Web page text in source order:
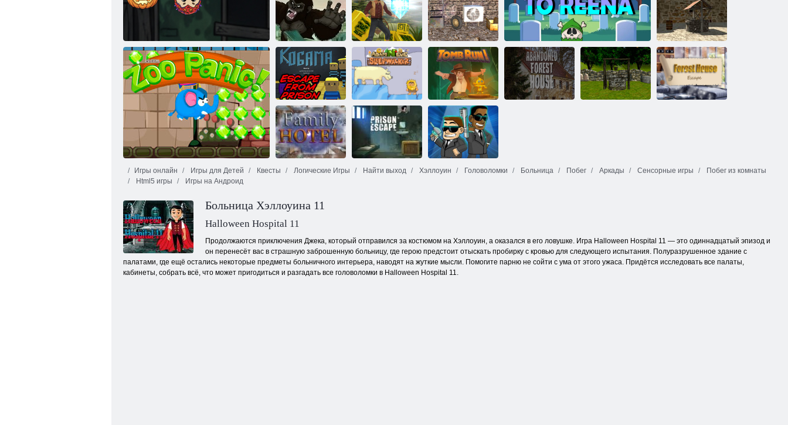
Паук Бубу
комнаты
Сладость или
гадость
Хэллоуинский
матч: Трио
Мальчик-тыква
доберется до
дома
Безумие
свободной
ячейки
Большая
плохая
обезьяна
Бег от
гробницы
Паника в зоопарке
Побег из
жуткого
подвала: эпизод
1
Старинная
деревня 2:
побег
Когама: Побег
из тюрьмы
Адам и Ева:
Лунатик
Побег из
гробницы
отель
Игры онлайн Игры для Детей Квесты Логические Игры Найти выход Хэллоуин Головоломки Больница Побег Аркады Сенсорные игры
Побег из комнаты
Html5 игры
Игры на Андроид
Больница Хэллоуина 11
Halloween Hospital 11
Продолжаются приключения Джека, который отправился за костюмом на Хэллоуин, а оказался в его ловушке. Игра Halloween Hospital 11 — это одиннадцатый эпизод и
он перенесёт вас в страшную заброшенную больницу, где герою предстоит отыскать пробирку с кровью для следующего испытания. Полуразрушенное здание с
палатами, где ещё остались некоторые предметы больничного интерьера, наводят на жуткие мысли. Помогите парню не сойти с ума от этого ужаса. Придётся исследовать все палаты,
кабинеты, собрать всё, что может пригодиться и разгадать все головоломки в Halloween Hospital 11.